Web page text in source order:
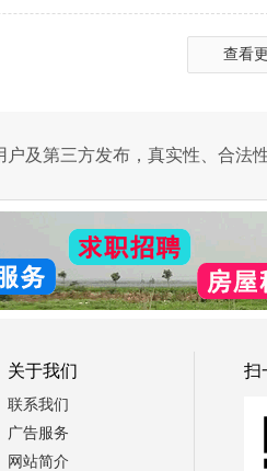
查看
户及第三方发布，真实性、合法
关于我们
联系我们
广告服务
网站简介
扫